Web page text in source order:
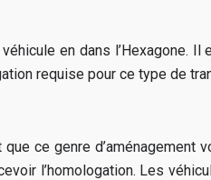
en dans l’Hexagone.
requise pour ce type de
ce genre d’aménagement
l’homologation. Les